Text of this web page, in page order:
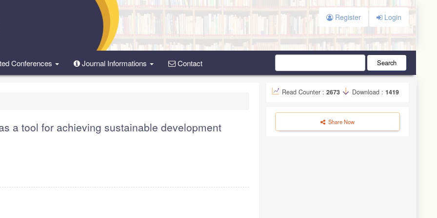
Register Login
Conferences Journal Informations Contact Search
a tool for achieving sustainable development
Read Counter : 2673 Download : 1419
Share Now